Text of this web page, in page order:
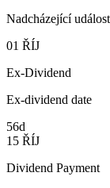
Nadcházející
01 ŘÍJ
Ex-Dividend
Ex-dividend date
56d
15 ŘÍJ
Dividend Payment